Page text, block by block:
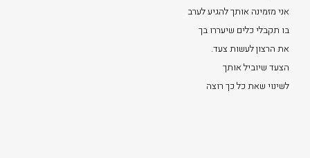
אני מזמינה אותך להגיע לערב
בו תקבלי כלים שיעררו בך
את הרצון לעשות צעד.
הצעד שיוביל אותך
לשינוי שאת כל כך רוצה